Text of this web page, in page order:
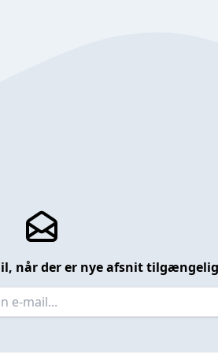
når der er nye afsnit